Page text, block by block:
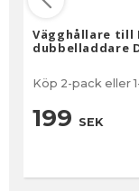
Vägghållare till
dubbelladdare
Köp 2-pack eller
199 SEK